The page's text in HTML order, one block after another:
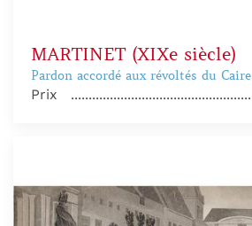
MARTINET (XIXe siècle)
Pardon accordé aux révoltés du Caire
Prix